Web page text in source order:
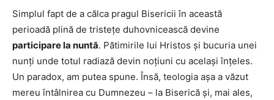
Simplul fapt de a călca pragul Bisericii în această
perioadă plină de tristeţe duhovnicească devine
participare la nuntă. Pătimirile lui Hristos şi bucuria unei
nunţi unde totul radiază devin noţiuni cu acelaşi înţeles.
Un paradox, am putea spune. Însă, teologia aşa a văzut
mereu întâlnirea cu Dumnezeu – la Biserică şi, mai ales,